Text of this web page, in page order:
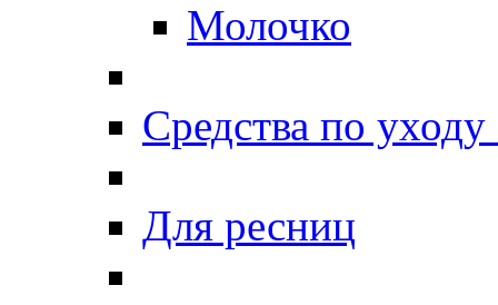
Молочко
Средства по уходу
Для ресниц